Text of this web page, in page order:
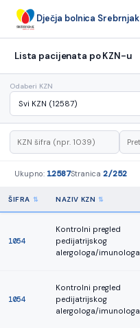
Dječja bolnica Srebrnjak
Lista pacijenata po KZN-u
Odaberi KZN
Ukupno: 12587Stranica 2/252
ŠIFRA NAZIV KZN
1054
Kontrolni pregled
pedijatrijskog
alergologa/imunologa
1054
Kontrolni pregled
pedijatrijskog
alergologa/imunologa